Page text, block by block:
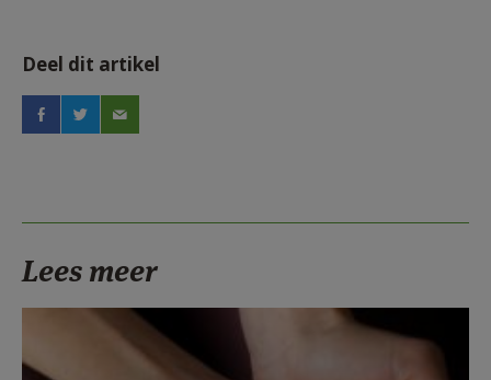
Deel dit artikel
Lees meer